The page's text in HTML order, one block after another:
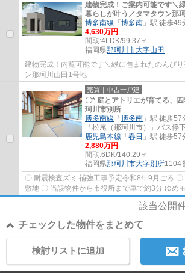
建物完成！ご案内可能です＼
暮らしが叶う／タマタウン那
博多南線 「 博多南 」駅 徒歩49
4,630万円
間取:4LDK/99.37㎡
福岡県那珂川市大字山田
建物完成！内覧可能です＼緑に包まれたのんび
ン那珂川山田1号地
売買｜中古一戸建
〇* 庭とアトリエが育てる、
珂川市別所
博多南線 「 博多南 」駅 徒歩
「松尾（那珂川市）」バス
鹿児島本線 「 春日 」駅 徒歩57
2,880万円
間取:6DK/140.29㎡
福岡県那珂川市大字別所1104
〇 耐震検査ズミ 補強工事予定令和8年9月ごろ
敷地 〇 当該物件から市役所まで車で約3分 ゆめモールまで車で約7分 博多
南駅まで車で約12分 〇 自然の暮らし...
該当公開
チェックした物件をまとめて
検討リストに追加